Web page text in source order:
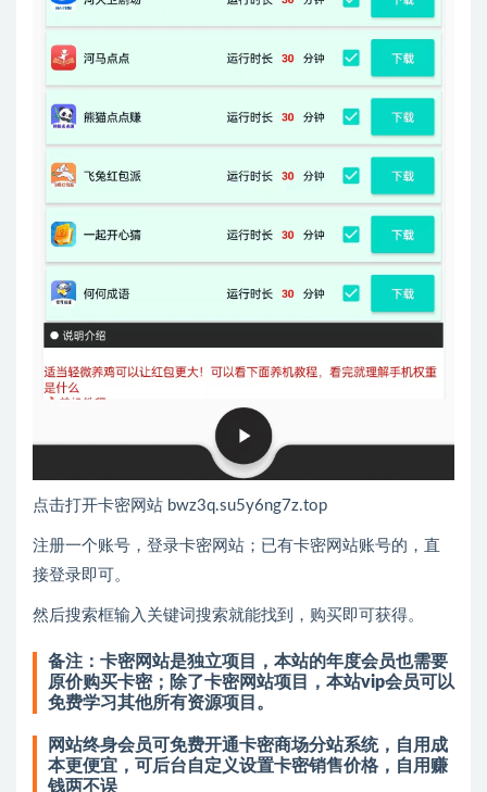
点击打开卡密网站 bwz3q.su5y6ng7z.top
注册一个账号，登录卡密网站；已有卡密网站账号的，直
接登录即可。
然后搜索框输入关键词搜索就能找到，购买即可获得。
备注：卡密网站是独立项目，本站的年度会员也需要
原价购买卡密；除了卡密网站项目，本站vip会员可以
免费学习其他所有资源项目。
网站终身会员可免费开通卡密商场分站系统，自用成
本更便宜，可后台自定义设置卡密销售价格，自用赚
钱两不误